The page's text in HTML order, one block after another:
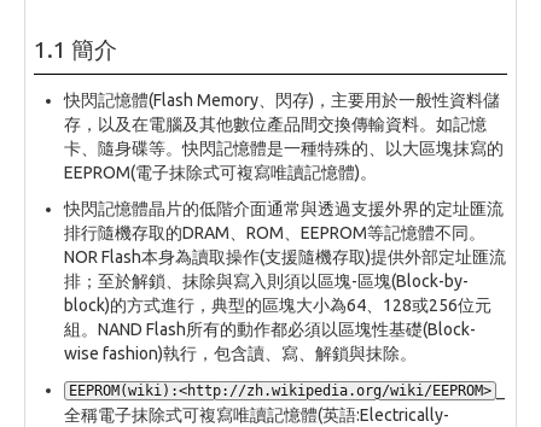
1.1 簡介
快閃記憶體(Flash Memory、閃存)，主要用於一般性資料儲
存，以及在電腦及其他數位產品間交換傳輸資料。如記憶
卡、隨身碟等。快閃記憶體是一種特殊的、以大區塊抹寫的
EEPROM(電子抹除式可複寫唯讀記憶體)。
快閃記憶體晶片的低階介面通常與透過支援外界的定址匯流
排行隨機存取的DRAM、ROM、EEPROM等記憶體不同。
NOR Flash本身為讀取操作(支援隨機存取)提供外部定址匯流
排；至於解鎖、抹除與寫入則須以區塊-區塊(Block-by-
block)的方式進行，典型的區塊大小為64、128或256位元
組。NAND Flash所有的動作都必須以區塊性基礎(Block-
wise fashion)執行，包含讀、寫、解鎖與抹除。
EEPROM(wiki):<http://zh.wikipedia.org/wiki/EEPROM>
全稱電子抹除式可複寫唯讀記憶體(英語:Electrically-